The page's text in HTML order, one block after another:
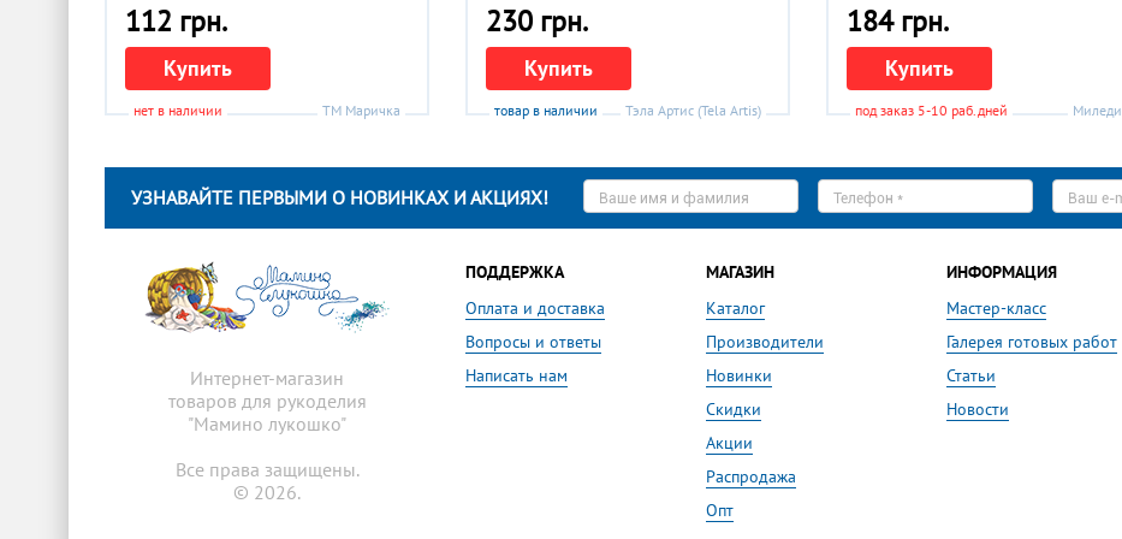
112 грн.
Купить
нет в наличии ТМ Маричка
230 грн.
Купить
товар в наличии Тэла Артис (Tela Artis)
184 грн.
Купить
под заказ 5-10 раб.дней Миледи
УЗНАВАЙТЕ ПЕРВЫМИ О НОВИНКАХ И АКЦИЯХ!
Ваше
имя
*
Телефон
*
E-
mail
*
Интернет-магазин
товаров для рукоделия
"Мамино лукошко"
Все права защищены.
© 2026.
ПОДДЕРЖКА
Оплата и доставка
Вопросы и ответы
Написать нам
МАГАЗИН
Каталог
Производители
Новинки
Скидки
Акции
Распродажа
Опт
ИНФОРМАЦИЯ
Мастер-класс
Галерея готовых работ
Статьи
Новости